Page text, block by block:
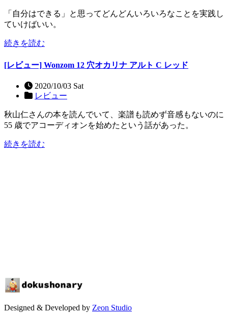
「自分はできる」と思ってどんどんいろいろなことを実践し
ていけばいい。
続きを読む
[レビュー] Wonzom 12 穴オカリナ アルト C レッド
2020/10/03 Sat
レビュー
秋山仁さんの本を読んでいて、楽譜も読めず音感もないのに
55 歳でアコーディオンを始めたという話があった。
続きを読む
Designed & Developed by Zeon Studio